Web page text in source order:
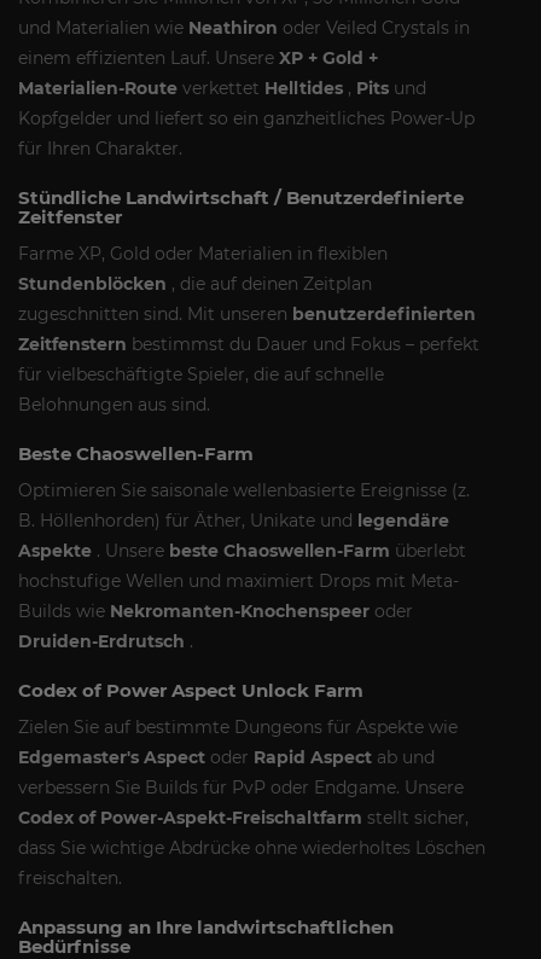
und Materialien wie Neathiron oder Veiled Crystals in
einem effizienten Lauf. Unsere XP + Gold +
Materialien-Route verkettet Helltides , Pits und
Kopfgelder und liefert so ein ganzheitliches Power-Up
für Ihren Charakter.
Stündliche Landwirtschaft / Benutzerdefinierte
Zeitfenster
Farme XP, Gold oder Materialien in flexiblen
Stundenblöcken , die auf deinen Zeitplan
zugeschnitten sind. Mit unseren benutzerdefinierten
Zeitfenstern bestimmst du Dauer und Fokus – perfekt
für vielbeschäftigte Spieler, die auf schnelle
Belohnungen aus sind.
Beste Chaoswellen-Farm
Optimieren Sie saisonale wellenbasierte Ereignisse (z.
B. Höllenhorden) für Äther, Unikate und legendäre
Aspekte . Unsere beste Chaoswellen-Farm überlebt
hochstufige Wellen und maximiert Drops mit Meta-
Builds wie Nekromanten-Knochenspeer oder
Druiden-Erdrutsch .
Codex of Power Aspect Unlock Farm
Zielen Sie auf bestimmte Dungeons für Aspekte wie
Edgemaster's Aspect oder Rapid Aspect ab und
verbessern Sie Builds für PvP oder Endgame. Unsere
Codex of Power-Aspekt-Freischaltfarm stellt sicher,
dass Sie wichtige Abdrücke ohne wiederholtes Löschen
freischalten.
Anpassung an Ihre landwirtschaftlichen
Bedürfnisse